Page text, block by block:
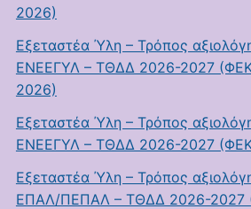
2026)
Εξεταστέα Ύλη – Τρόπος
ΕΝΕΕΓΥΛ – ΤΘΔΔ 2026-2027
2026)
Εξεταστέα Ύλη – Τρόπος
ΕΝΕΕΓΥΛ – ΤΘΔΔ 2026-2027
Εξεταστέα Ύλη – Τρόπος
ΕΠΑΛ/ΠΕΠΑΛ – ΤΘΔΔ 2026-2027